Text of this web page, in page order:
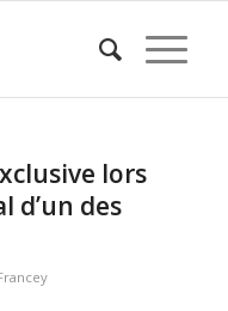
lors
d’un des